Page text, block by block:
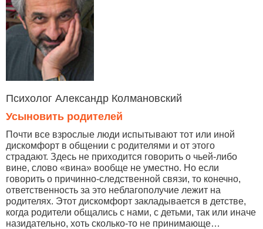
Психолог Александр Колмановский
Усыновить родителей
Почти все взрослые люди испытывают тот или иной
дискомфорт в общении с родителями и от этого
страдают. Здесь не приходится говорить о чьей-либо
вине, слово «вина» вообще не уместно. Но если
говорить о причинно-следственной связи, то конечно,
ответственность за это неблагополучие лежит на
родителях. Этот дискомфорт закладывается в детстве,
когда родители общались с нами, с детьми, так или иначе
назидательно, хоть сколько-то не принимающе…